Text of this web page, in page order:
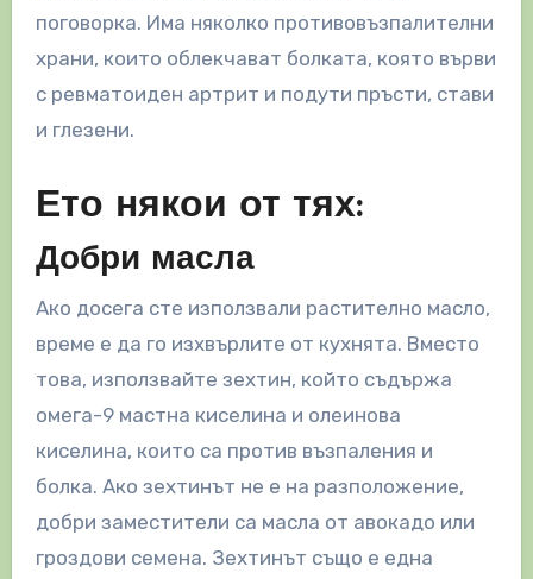
поговорка. Има няколко противовъзпалителни
храни, които облекчават болката, която върви
с ревматоиден артрит и подути пръсти, стави
и глезени.
Ето някои от тях:
Добри масла
Ако досега сте използвали растително масло,
време е да го изхвърлите от кухнята. Вместо
това, използвайте зехтин, който съдържа
омега-9 мастна киселина и олеинова
киселина, които са против възпаления и
болка. Ако зехтинът не е на разположение,
добри заместители са масла от авокадо или
гроздови семена. Зехтинът също е една